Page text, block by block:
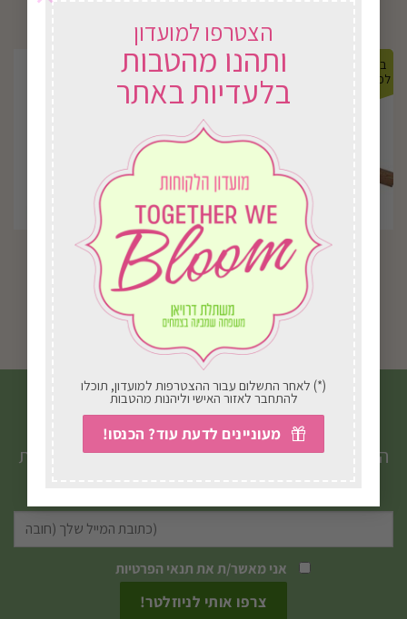
הצטרפו למועדון
ותהנו מהטבות
בלעדיות באתר
(*) לאחר התשלום עבור ההצטרפות למועדון, תוכלו
להתחבר לאזור האישי וליהנות מהטבות
מעוניינים לדעת עוד? הכנסו!
במשלוח
לכל הארץ
J52 מכוש+ ידית
₪
46.00
בחירת אפשרויות
במשלוח
במבצע
J42 את ילדים
₪26.00 המחיר
המקורי
היה:
20.00
בחירת אפשרויות
הצטרפו לניוזלטר שלנו
הטבות, מבצעים, עדכונים וטיפים חמים ישירות לתיבת
אני מאשר/ת אתתנאי הפרטיות